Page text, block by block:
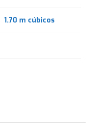
1.70 m cúbicos